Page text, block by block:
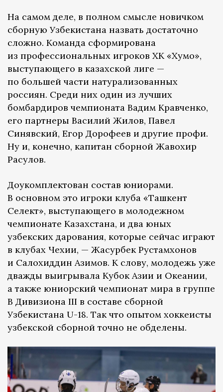
На самом деле, в полном смысле новичком
сборную Узбекистана назвать достаточно
сложно. Команда сформирована
из профессиональных игроков ХК «Хумо»,
выступающего в казахской лиге —
по большей части натурализованных
россиян. Среди них один из лучших
бомбардиров чемпионата Вадим Кравченко,
его партнеры Василий Жилов, Павел
Синявский, Егор Дорофеев и другие профи.
Ну и, конечно, капитан сборной Жавохир
Расулов.
Доукомплектован состав юниорами.
В основном это игроки клуба «Ташкент
Селект», выступающего в молодежном
чемпионате Казахстана, и два юных
узбекских дарования, которые сейчас играют
в клубах Чехии, — Жасурбек Рустамхонов
и Салохиддин Азимов. К слову, молодежь уже
дважды выигрывала Кубок Азии и Океании,
а также юниорский чемпионат мира в группе
B Дивизиона III в составе сборной
Узбекистана U-18. Так что опытом хоккеисты
узбекской сборной точно не обделены.